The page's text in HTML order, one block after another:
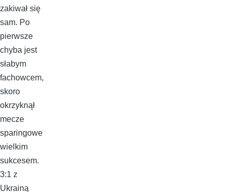
zakiwał się
sam. Po
pierwsze
chyba jest
słabym
fachowcem,
skoro
okrzyknął
mecze
sparingowe
wielkim
sukcesem.
3:1 z
Ukrainą